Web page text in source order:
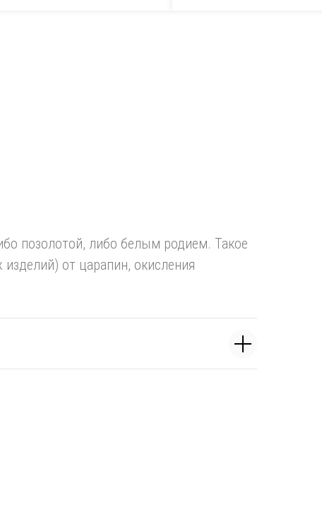
позолотой, либо белым родием. Такое
от царапин, окисления